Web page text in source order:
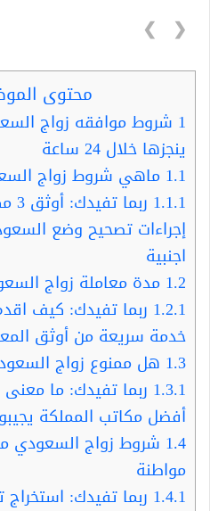
❮
❯
محتوى
1 شروط موافقه زواج
ينجزها خلال 24 ساعة
1.1 ماهي شروط زواج
1.1.1
إجراءات تصحيح وضع
اجنبية
1.2 مدة معاملة زواج
1.2.1 ربما تفيدك: كيف
خدمة سريعة من أوثق
1.3 هل ممنوع زواج
1.3.1 ربما تفيدك: ما معنى
أفضل مكاتب المملكة
1.4 شروط زواج السعودي
مواطنة
1.4.1 ربما تفيدك: استخراج